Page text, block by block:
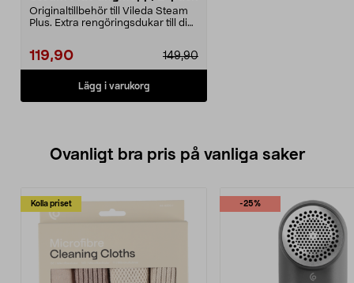
Originaltillbehör till Vileda Steam
Plus. Extra rengöringsdukar till din
149,90
119,90
Lägg i varukorg
Ovanligt bra pris på vanliga saker
Kolla priset -25%